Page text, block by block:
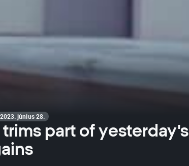
június 28.
trims part of yesterday's